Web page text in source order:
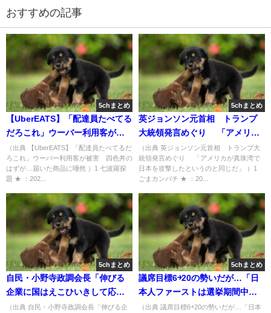
おすすめの記事
5chまとめ
【UberEATS】「配達員たべてる
だろこれ」ウーバー利用客が被
害 四色丼のはずが…届いた商
品に唖然 [七波羅探題★]
（出典 【UberEATS】「配達員たべてるだ
ろこれ」ウーバー利用客が被害 四色丼の
はずが…届いた商品に唖然 ）1 七波羅探
題 ★ ：202...
5chまとめ
英ジョンソン元首相 トランプ
大統領発言めぐり 「アメリカ
が真珠湾で日本を攻撃したとい
うのと同じだ」 [ごまカンパチ
★]
（出典 英ジョンソン元首相 トランプ大
統領発言めぐり 「アメリカが真珠湾で
日本を攻撃したというのと同じだ」 ）1
ごまカンパチ ★ ：20...
5chまとめ
自民・小野寺政調会長「伸びる
企業に国はえこひいきして応援
する」 [少考さん★]
（出典 自民・小野寺政調会長「伸びる企
5chまとめ
議席目標6￫20の勢いだが…「日
本人ファーストは選挙期間中だ
け」参政党神谷代表の変節ぶ
（出典 議席目標6￫20の勢いだが…「日本